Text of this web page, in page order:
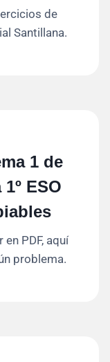
de
Santillana.
1 de
ESO
PDF, aquí
problema.